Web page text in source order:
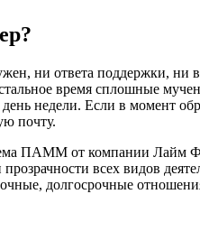
ни ответа поддержки,
время сплошные
недели. Если в момент
почту.
ПАММ от компании Лайм
всех видов
долгосрочные